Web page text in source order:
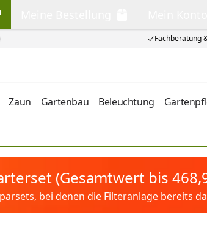
Fachberatung
Zaun Gartenbau Beleuchtung
(Gesamtwert bis
bei denen die Filteranlage bereits